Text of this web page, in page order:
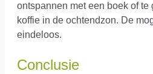
ontspannen met een boek of
koffie in de ochtendzon. De
eindeloos.
Conclusie